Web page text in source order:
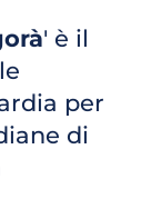
' è il
per
di